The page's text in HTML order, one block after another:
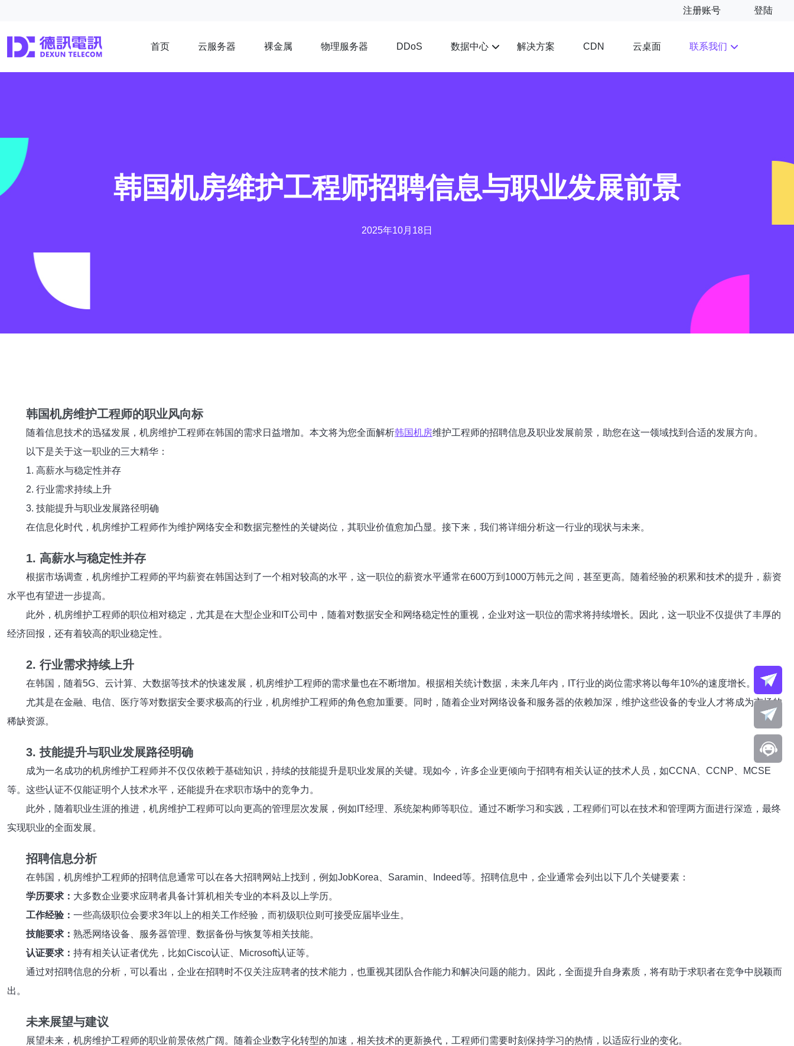
注册账号 登陆
首页 云服务器 裸金属 物理服务器 DDoS 数据中心 解决方案 CDN 云桌面 联系我们
韩国机房维护工程师招聘信息与职业发展前景
2025年10月18日
韩国机房维护工程师的职业风向标
随着信息技术的迅猛发展，机房维护工程师在韩国的需求日益增加。本文将为您全面解析韩国机房维护工程师的招聘信息及职业发展前景，助您在这一领域找到合适的发展方向。
以下是关于这一职业的三大精华：
1. 高薪水与稳定性并存
2. 行业需求持续上升
3. 技能提升与职业发展路径明确
在信息化时代，机房维护工程师作为维护网络安全和数据完整性的关键岗位，其职业价值愈加凸显。接下来，我们将详细分析这一行业的现状与未来。
1. 高薪水与稳定性并存
根据市场调查，机房维护工程师的平均薪资在韩国达到了一个相对较高的水平，这一职位的薪资水平通常在600万到1000万韩元之间，甚至更高。随着经验的积累和技术的提升，薪资
水平也有望进一步提高。
此外，机房维护工程师的职位相对稳定，尤其是在大型企业和IT公司中，随着对数据安全和网络稳定性的重视，企业对这一职位的需求将持续增长。因此，这一职业不仅提供了丰厚的
经济回报，还有着较高的职业稳定性。
2. 行业需求持续上升
在韩国，随着5G、云计算、大数据等技术的快速发展，机房维护工程师的需求量也在不断增加。根据相关统计数据，未来几年内，IT行业的岗位需求将以每年10%的速度增长。
尤其是在金融、电信、医疗等对数据安全要求极高的行业，机房维护工程师的角色愈加重要。同时，随着企业对网络设备和服务器的依赖加深，维护这些设备的专业人才将成为市场的
稀缺资源。
3. 技能提升与职业发展路径明确
成为一名成功的机房维护工程师并不仅仅依赖于基础知识，持续的技能提升是职业发展的关键。现如今，许多企业更倾向于招聘有相关认证的技术人员，如CCNA、CCNP、MCSE
等。这些认证不仅能证明个人技术水平，还能提升在求职市场中的竞争力。
此外，随着职业生涯的推进，机房维护工程师可以向更高的管理层次发展，例如IT经理、系统架构师等职位。通过不断学习和实践，工程师们可以在技术和管理两方面进行深造，最终
实现职业的全面发展。
招聘信息分析
在韩国，机房维护工程师的招聘信息通常可以在各大招聘网站上找到，例如JobKorea、Saramin、Indeed等。招聘信息中，企业通常会列出以下几个关键要素：
学历要求： 大多数企业要求应聘者具备计算机相关专业的本科及以上学历。
工作经验： 一些高级职位会要求3年以上的相关工作经验，而初级职位则可接受应届毕业生。
技能要求： 熟悉网络设备、服务器管理、数据备份与恢复等相关技能。
认证要求： 持有相关认证者优先，比如Cisco认证、Microsoft认证等。
通过对招聘信息的分析，可以看出，企业在招聘时不仅关注应聘者的技术能力，也重视其团队合作能力和解决问题的能力。因此，全面提升自身素质，将有助于求职者在竞争中脱颖而
出。
未来展望与建议
展望未来，机房维护工程师的职业前景依然广阔。随着企业数字化转型的加速，相关技术的更新换代，工程师们需要时刻保持学习的热情，以适应行业的变化。